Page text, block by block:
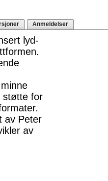
Anmeldelser
lyd-
støtte for
av Peter
av